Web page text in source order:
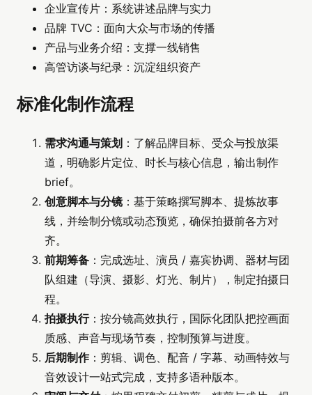
企业宣传片：系统讲述品牌与实力
品牌 TVC：面向大众与市场的传播
产品与业务介绍：支撑一线销售
高管访谈与纪录：沉淀组织资产
标准化制作流程
需求沟通与策划 ：了解品牌目标、受众与投放渠
道，明确影片定位、时长与核心信息，输出制作
brief。
创意脚本与分镜 ：基于策略撰写脚本、提炼故事
线，并绘制分镜或动态预览，确保拍摄前各方对
齐。
前期筹备 ：完成选址、演员 / 嘉宾协调、器材与团
队组建（导演、摄影、灯光、制片），制定拍摄日
程。
拍摄执行：按分镜高效执行，国际化团队把控画面
质感、声音与现场节奏，控制预算与进度。
后期制作：剪辑、调色、配音 / 字幕、动画特效与
音效设计一站式完成，支持多语种版本。